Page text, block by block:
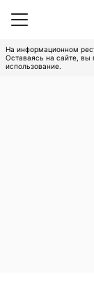
На информационном
Оставаясь на сайте, вы
использование.